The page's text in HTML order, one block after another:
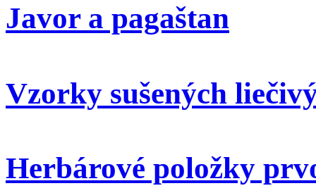
Javor a pagaštan
Vzorky sušených
Herbárové položky